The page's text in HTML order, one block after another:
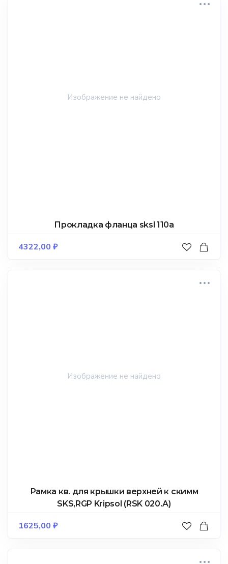
Прокладка фланца sksl 110a
4322,00 ₽
Рамка кв. для крышки верхней к скимм
SKS,RGP Kripsol (RSK 020.A)
1625,00 ₽